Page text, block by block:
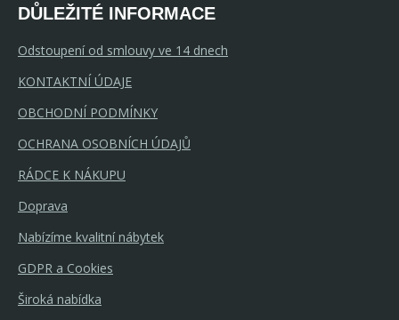
DŮLEŽITÉ INFORMACE
Odstoupení od smlouvy ve 14 dnech
KONTAKTNÍ ÚDAJE
OBCHODNÍ PODMÍNKY
OCHRANA OSOBNÍCH ÚDAJŮ
RÁDCE K NÁKUPU
Doprava
Nabízíme kvalitní nábytek
GDPR a Cookies
Široká nabídka